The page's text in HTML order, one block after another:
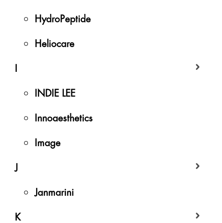
HydroPeptide
Heliocare
I
INDIE LEE
Innoaesthetics
Image
J
Janmarini
K